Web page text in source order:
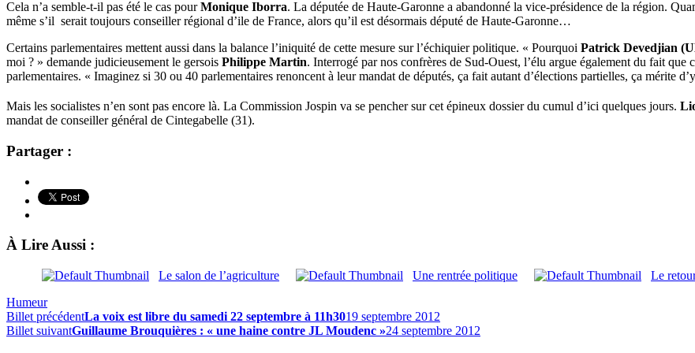
Cela n’a semble-t-il pas été le cas pourMonique Iborra. La députée de Haute-Garonne a abandonné la vice-présidence de la région.
même s’il serait toujours conseiller régional d’ile de France, alors qu’il est désormais député de Haute-Garonne…
Certains parlementaires mettent aussi dans la balance l’iniquité de cette mesure sur l’échiquier politique. « Pourquoi Patrick Devedjian
moi ? » demande judicieusement le gersois Philippe Martin. Interrogé par nos confrères de Sud-Ouest, l’élu argue également du fait que
parlementaires. « Imaginez si 30 ou 40 parlementaires renoncent à leur mandat de députés, ça fait autant d’élections partielles, ça mérite
Mais les socialistes n’en sont pas encore là. La Commission Jospin va se pencher sur cet épineux dossier du cumul d’ici quelques jours.
mandat de conseiller général de Cintegabelle (31).
Partager :
À Lire Aussi :
Le salon de l’agriculture Une rentrée politique
Le
Humeur
Billet précédentLa voix est libre du samedi 22 septembre à 11h3019 septembre 2012
Billet suivantGuillaume Brouquières : « une haine contre JL Moudenc »24 septembre 2012